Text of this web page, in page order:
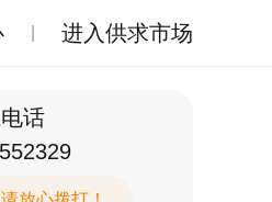
进入供求市场
话